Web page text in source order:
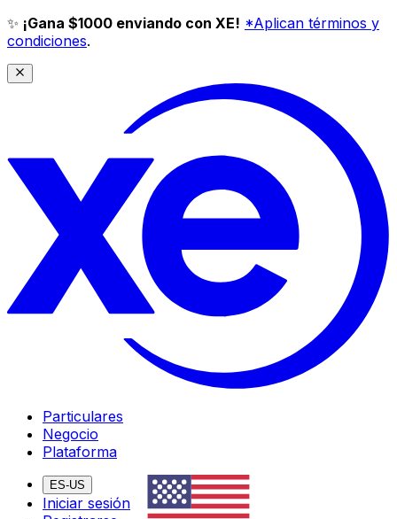
✨ ¡Gana $1000 enviando con XE! *Aplican términos y
condiciones.
Particulares
Negocio
Plataforma
ES-US
Iniciar sesión